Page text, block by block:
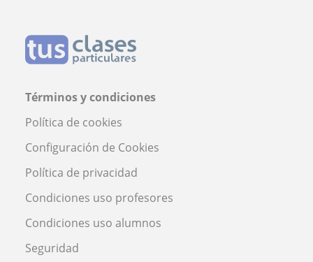
Términos y condiciones
Política de cookies
Configuración de Cookies
Política de privacidad
Condiciones uso profesores
Condiciones uso alumnos
Seguridad